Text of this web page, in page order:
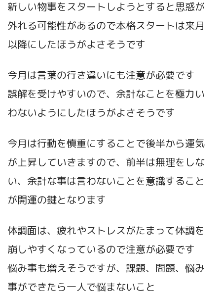
新しい物事をスタートしようとすると思惑が
外れる可能性があるので本格スタートは来月
以降にしたほうがよさそうです
今月は言葉の行き違いにも注意が必要です
誤解を受けやすいので、余計なことを極力い
わないようにしたほうがよさそうです
今月は行動を慎重にすることで後半から運気
が上昇していきますので、前半は無理をしな
い、余計な事は言わないことを意識すること
が開運の鍵となります
体調面は、疲れやストレスがたまって体調を
崩しやすくなっているので注意が必要です
悩み事も増えそうですが、課題、問題、悩み
事ができたら一人で悩まないこと